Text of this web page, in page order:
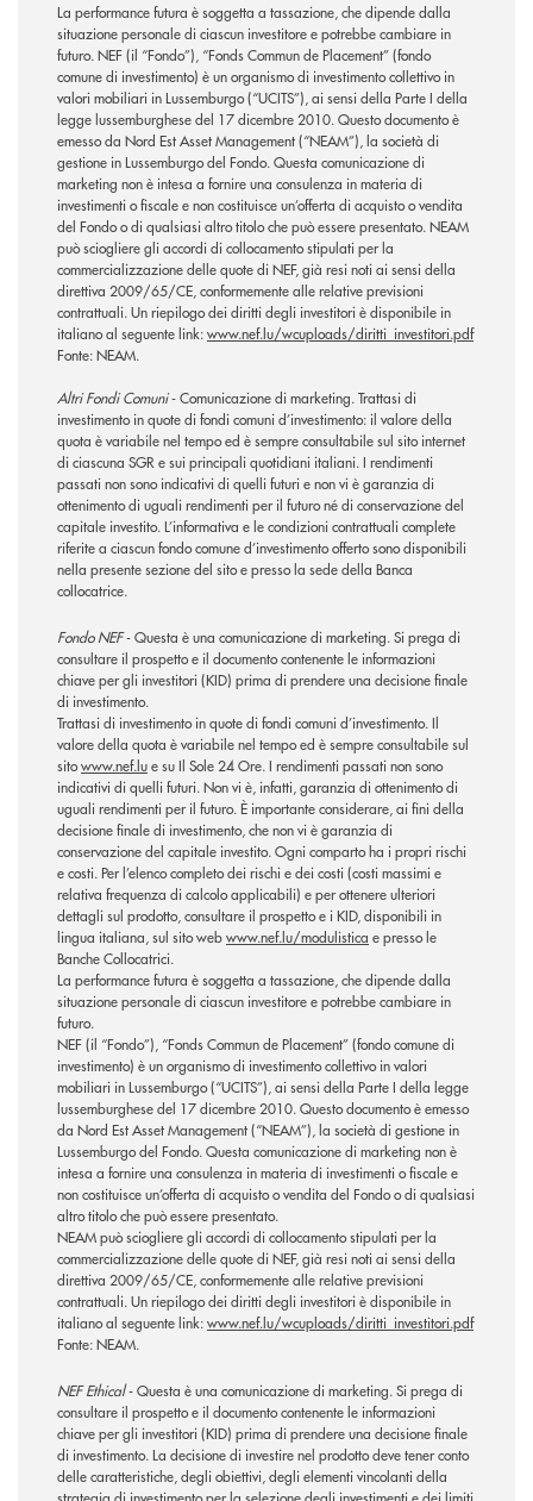
La performance futura è soggetta a tassazione, che dipende dalla
situazione personale di ciascun investitore e potrebbe cambiare in
futuro. NEF (il “Fondo”), “Fonds Commun de Placement” (fondo
comune di investimento) è un organismo di investimento collettivo in
valori mobiliari in Lussemburgo (“UCITS”), ai sensi della Parte I della
legge lussemburghese del 17 dicembre 2010. Questo documento è
emesso da Nord Est Asset Management (“NEAM”), la società di
gestione in Lussemburgo del Fondo. Questa comunicazione di
marketing non è intesa a fornire una consulenza in materia di
investimenti o fiscale e non costituisce un’offerta di acquisto o vendita
del Fondo o di qualsiasi altro titolo che può essere presentato. NEAM
può sciogliere gli accordi di collocamento stipulati per la
commercializzazione delle quote di NEF, già resi noti ai sensi della
direttiva 2009/65/CE, conformemente alle relative previsioni
contrattuali. Un riepilogo dei diritti degli investitori è disponibile in
italiano al seguente link:www.nef.lu/wcuploads/diritti_investitori.pdf
Fonte: NEAM.
Altri Fondi Comuni- Comunicazione di marketing. Trattasi di
investimento in quote di fondi comuni d’investimento: il valore della
quota è variabile nel tempo ed è sempre consultabile sul sito internet
di ciascuna SGR e sui principali quotidiani italiani. I rendimenti
passati non sono indicativi di quelli futuri e non vi è garanzia di
ottenimento di uguali rendimenti per il futuro né di conservazione del
capitale investito. L’informativa e le condizioni contrattuali complete
riferite a ciascun fondo comune d’investimento offerto sono disponibili
nella presente sezione del sito e presso la sede della Banca
collocatrice.
Fondo NEF- Questa è una comunicazione di marketing. Si prega di
consultare il prospetto e il documento contenente le informazioni
chiave per gli investitori (KID) prima di prendere una decisione finale
di investimento.
Trattasi di investimento in quote di fondi comuni d’investimento. Il
valore della quota è variabile nel tempo ed è sempre consultabile sul
sitowww.nef.lue su Il Sole 24 Ore. I rendimenti passati non sono
indicativi di quelli futuri. Non vi è, infatti, garanzia di ottenimento di
uguali rendimenti per il futuro. È importante considerare, ai fini della
decisione finale di investimento, che non vi è garanzia di
conservazione del capitale investito. Ogni comparto ha i propri rischi
e costi. Per l’elenco completo dei rischi e dei costi (costi massimi e
relativa frequenza di calcolo applicabili) e per ottenere ulteriori
dettagli sul prodotto, consultare il prospetto e i KID, disponibili in
lingua italiana, sul sito webwww.nef.lu/modulistica e presso le
Banche Collocatrici.
La performance futura è soggetta a tassazione, che dipende dalla
situazione personale di ciascun investitore e potrebbe cambiare in
futuro.
NEF (il “Fondo”), “Fonds Commun de Placement” (fondo comune di
investimento) è un organismo di investimento collettivo in valori
mobiliari in Lussemburgo (“UCITS”), ai sensi della Parte I della legge
lussemburghese del 17 dicembre 2010. Questo documento è emesso
da Nord Est Asset Management (“NEAM”), la società di gestione in
Lussemburgo del Fondo. Questa comunicazione di marketing non è
intesa a fornire una consulenza in materia di investimenti o fiscale e
non costituisce un’offerta di acquisto o vendita del Fondo o di qualsiasi
altro titolo che può essere presentato.
NEAM può sciogliere gli accordi di collocamento stipulati per la
commercializzazione delle quote di NEF, già resi noti ai sensi della
direttiva 2009/65/CE, conformemente alle relative previsioni
contrattuali. Un riepilogo dei diritti degli investitori è disponibile in
italiano al seguente link:www.nef.lu/wcuploads/diritti_investitori.pdf
Fonte: NEAM.
NEF Ethical- Questa è una comunicazione di marketing. Si prega di
consultare il prospetto e il documento contenente le informazioni
chiave per gli investitori (KID) prima di prendere una decisione finale
di investimento. La decisione di investire nel prodotto deve tener conto
delle caratteristiche, degli obiettivi, degli elementi vincolanti della